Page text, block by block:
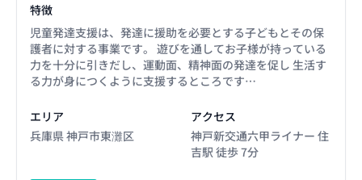
特徴
児童発達支援は、発達に援助を必要とする子どもとその保
護者に対する事業です。 遊びを通してお子様が持っている
力を十分に引きだし、運動面、精神面の発達を促し 生活す
る力が身につくように支援するところです…
エリア
兵庫県 神戸市東灘区
アクセス
神戸新交通六甲ライナー 住
吉駅 徒歩 7分